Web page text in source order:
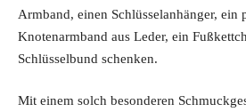
Armband, einen Schlüsselanhänger, ein
Knotenarmband aus Leder, ein
Schlüsselbund schenken.
Mit einem solch besonderen